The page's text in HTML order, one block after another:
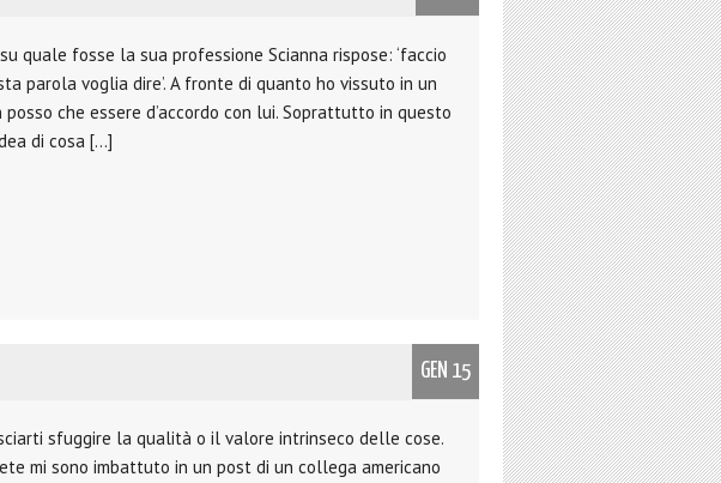
quale fosse la sua professione Scianna rispose: ‘faccio
parola voglia dire’. A fronte di quanto ho vissuto in un
che essere d’accordo con lui. Soprattutto in questo
di cosa […]
GEN 15
sfuggire la qualità o il valore intrinseco delle cose.
mi sono imbattuto in un post di un collega americano